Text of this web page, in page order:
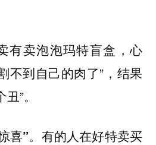
有卖泡泡玛特盲盒，心
不到自己的肉了”，结果
”。
”。 有的人在好特卖买